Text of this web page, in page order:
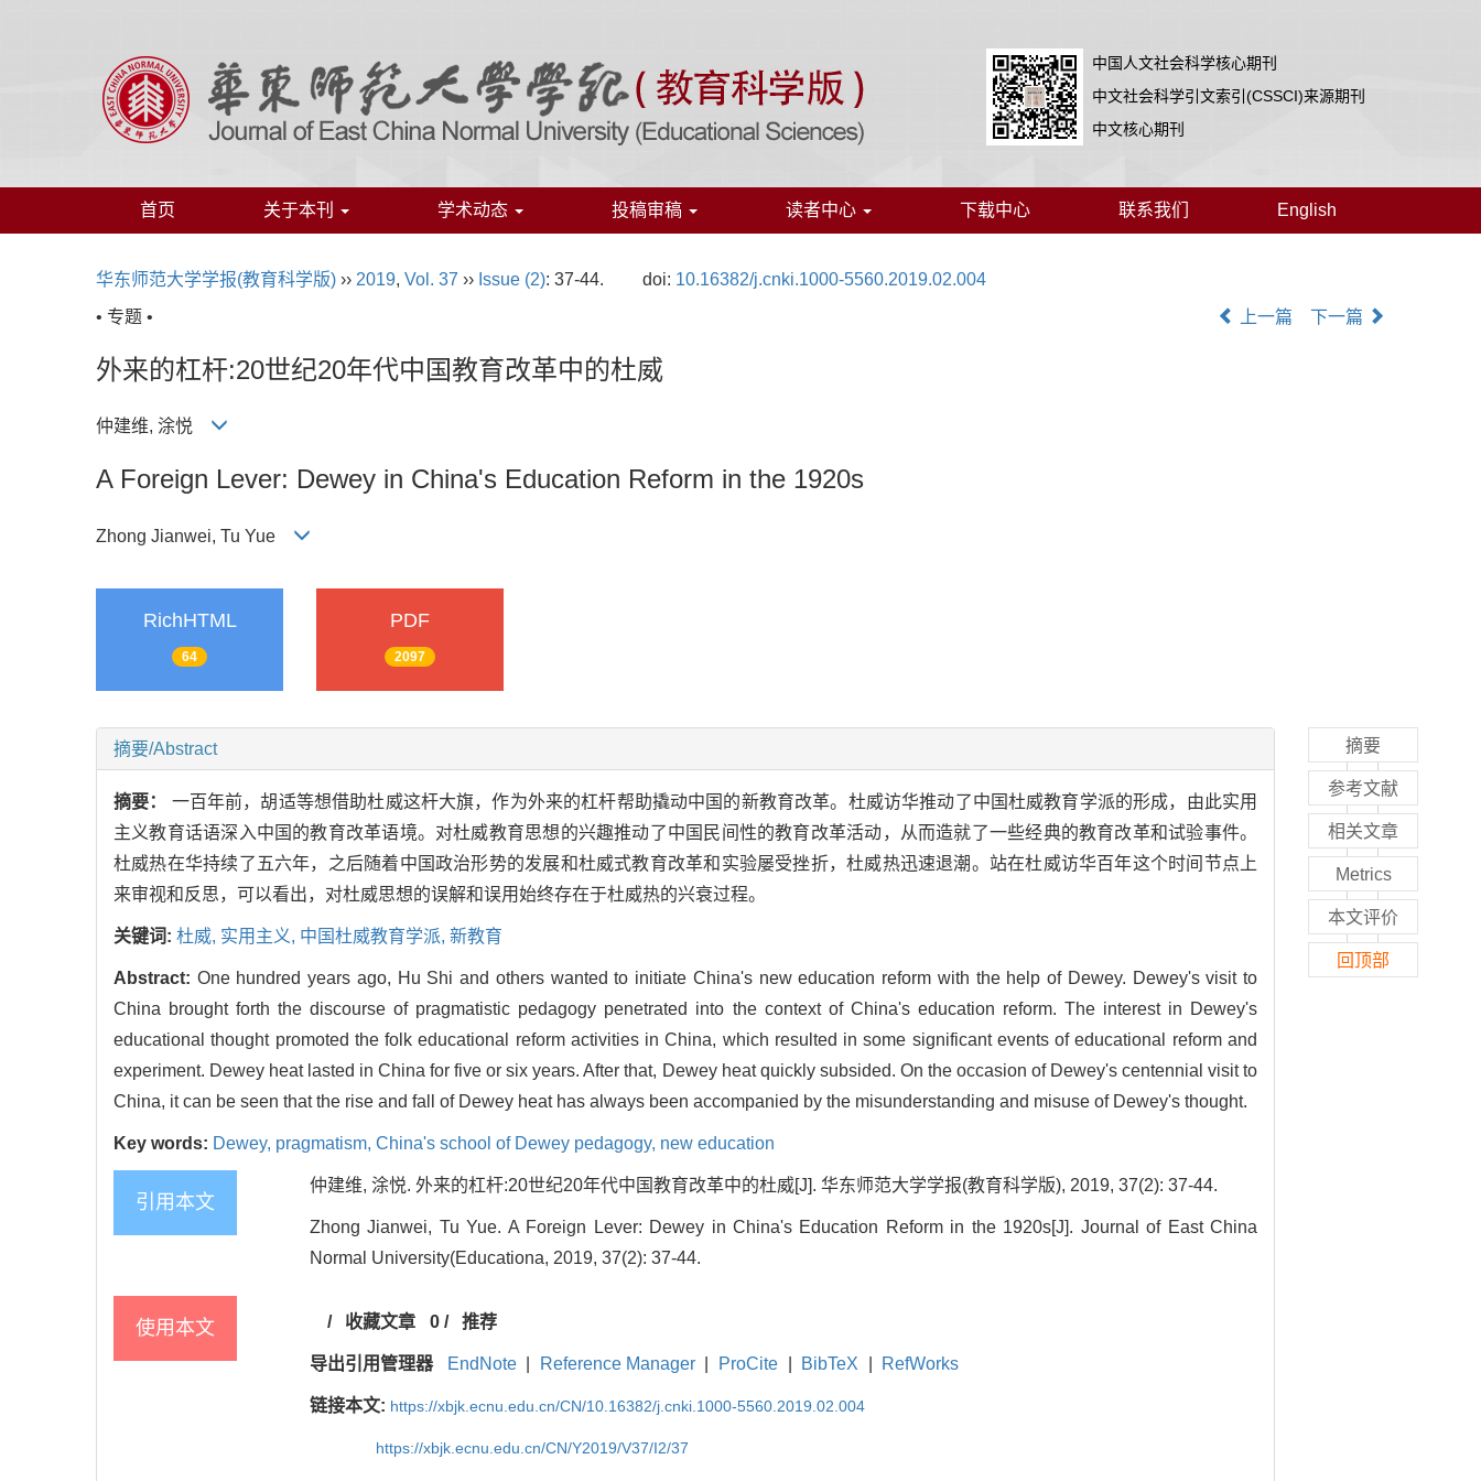
中国人文社会科学核心期刊
中文社会科学引文索引(CSSCI)来源期刊
中文核心期刊
首页 关于本刊 学术动态 投稿审稿 读者中心 下载中心 联系我们 English
华东师范大学学报(教育科学版) ›› 2019, Vol. 37 ›› Issue (2): 37-44. doi: 10.16382/j.cnki.1000-5560.2019.02.004
• 专题 •
上一篇 下一篇
外来的杠杆:20世纪20年代中国教育改革中的杜威
仲建维, 涂悦
A Foreign Lever: Dewey in China's Education Reform in the 1920s
Zhong Jianwei, Tu Yue
RichHTML
64
PDF
2097
摘要/Abstract
摘要： 一百年前，胡适等想借助杜威这杆大旗，作为外来的杠杆帮助撬动中国的新教育改革。杜威访华推动了中国杜威教育学派的形成，由此实用
主义教育话语深入中国的教育改革语境。对杜威教育思想的兴趣推动了中国民间性的教育改革活动，从而造就了一些经典的教育改革和试验事件。
杜威热在华持续了五六年，之后随着中国政治形势的发展和杜威式教育改革和实验屡受挫折，杜威热迅速退潮。站在杜威访华百年这个时间节点上
来审视和反思，可以看出，对杜威思想的误解和误用始终存在于杜威热的兴衰过程。
关键词: 杜威, 实用主义, 中国杜威教育学派, 新教育
Abstract: One hundred years ago, Hu Shi and others wanted to initiate China's new education reform with the help of Dewey. Dewey's visit to
China brought forth the discourse of pragmatistic pedagogy penetrated into the context of China's education reform. The interest in Dewey's
educational thought promoted the folk educational reform activities in China, which resulted in some significant events of educational reform and
experiment. Dewey heat lasted in China for five or six years. After that, Dewey heat quickly subsided. On the occasion of Dewey's centennial visit to
China, it can be seen that the rise and fall of Dewey heat has always been accompanied by the misunderstanding and misuse of Dewey's thought.
Key words: Dewey, pragmatism, China's school of Dewey pedagogy, new education
引用本文
仲建维, 涂悦. 外来的杠杆:20世纪20年代中国教育改革中的杜威[J]. 华东师范大学学报(教育科学版), 2019, 37(2): 37-44.
Zhong Jianwei, Tu Yue. A Foreign Lever: Dewey in China's Education Reform in the 1920s[J]. Journal of East China
Normal University(Educationa, 2019, 37(2): 37-44.
使用本文 / 收藏文章 0/ 推荐
导出引用管理器 EndNote Reference Manager ProCite BibTeX RefWorks
链接本文: https://xbjk.ecnu.edu.cn/CN/10.16382/j.cnki.1000-5560.2019.02.004
https://xbjk.ecnu.edu.cn/CN/Y2019/V37/I2/37
摘要
参考文献
相关文章
Metrics
本文评价
回顶部